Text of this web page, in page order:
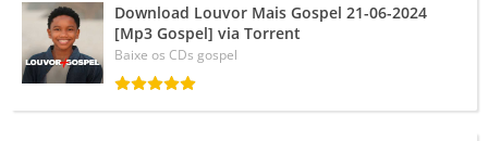
Download Louvor Mais Gospel 21-06-2024
[Mp3 Gospel] via Torrent
Baixe os CDs gospel